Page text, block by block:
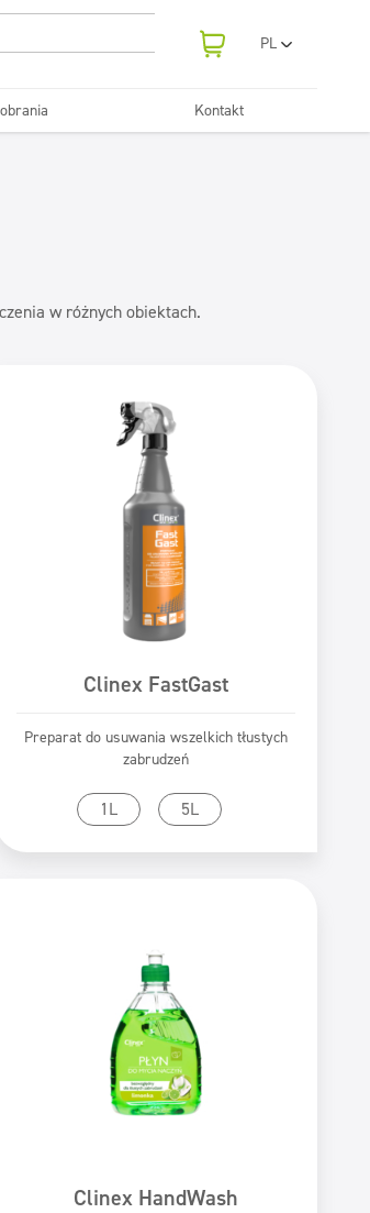
PL
RO
Kontakt
w różnych obiektach.
Clinex FastGast
Preparat do usuwania wszelkich tłustych
zabrudzeń
1L 5L
Przejdź do produktu
Clinex HandWash